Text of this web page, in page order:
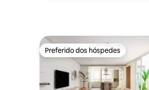
Preferido dos hóspedes
Preferido dos hóspedes